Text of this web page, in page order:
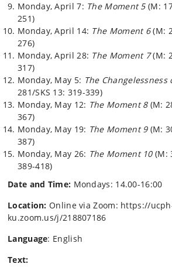
Monday, April 7: The Moment 5(M:
251)
Monday, April 14: The Moment 6(M:
276)
Monday, April 28: The Moment 7(M:
317)
Monday, May 5: The
281/SKS 13: 319-339)
Monday, May 12: The Moment 8 (M:
367)
Monday, May 19: The Moment 9(M:
387)
Monday, May 26: The Moment 10(M:
389-418)
Date and Time: Mondays: 14.00-16:00
Location: Online via Zoom: https://
ku.zoom.us/j/218807186
Language: English
Text: